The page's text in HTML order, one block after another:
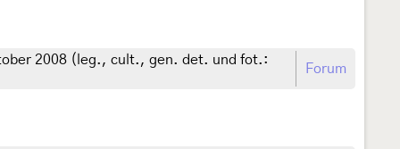
2008 (leg., cult., gen. det. und fot.:
Forum